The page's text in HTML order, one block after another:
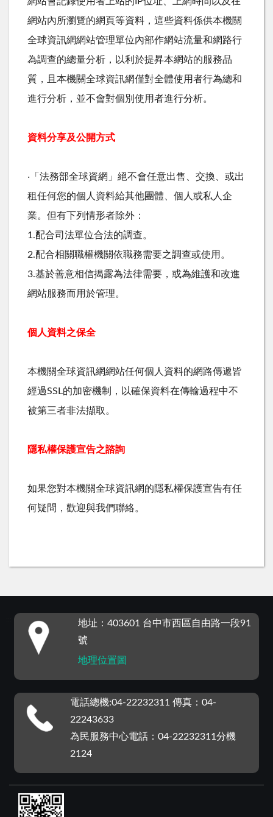
網站內所瀏覽的網頁等資料，這些資料係供本機關
全球資訊網網站管理單位內部作網站流量和網路行
為調查的總量分析，以利於提昇本網站的服務品
質，且本機關全球資訊網僅對全體使用者行為總和
進行分析，並不會對個別使用者進行分析。
資料分享及公開方式
‧「法務部全球資網」絕不會任意出售、交換、或出
租任何您的個人資料給其他團體、個人或私人企
業。但有下列情形者除外：
1.配合司法單位合法的調查。
2.配合相關職權機關依職務需要之調查或使用。
3.基於善意相信揭露為法律需要，或為維護和改進
網站服務而用於管理。
個人資料之保全
本機關全球資訊網網站任何個人資料的網路傳遞皆
經過SSL的加密機制，以確保資料在傳輸過程中不
被第三者非法擷取。
隱私權保護宣告之諮詢
如果您對本機關全球資訊網的隱私權保護宣告有任
何疑問，歡迎與我們聯絡。
地址：403601 台中市西區自由路一段91
號
地理位置圖
電話總機:04-22232311 傳真：04-
22243633
為民服務中心電話：04-22232311分機
2124